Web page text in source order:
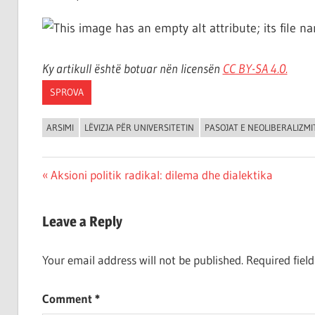
Ky artikull është botuar nën licensën CC BY-SA 4.0.
SPROVA
ARSIMI LËVIZJA PËR UNIVERSITETIN PASOJAT E
Post
Previous
Aksioni politik radikal: dilema dhe dialektika
Leave a Reply
Your email address will not be published. Required
Comment*